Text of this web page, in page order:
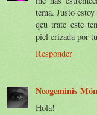
tema. Justo
qeu trate este
piel erizada por
Responder
Neogeminis
Hola!